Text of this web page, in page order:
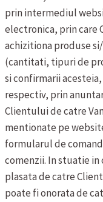
prin intermediul
electronica, prin care
achizitiona produse
(cantitati, tipuri de
si confirmarii
respectiv, prin
Clientului de catre
mentionate pe
formularul de
comenzii. In stuatie
plasata de catre
poate fi onorata de